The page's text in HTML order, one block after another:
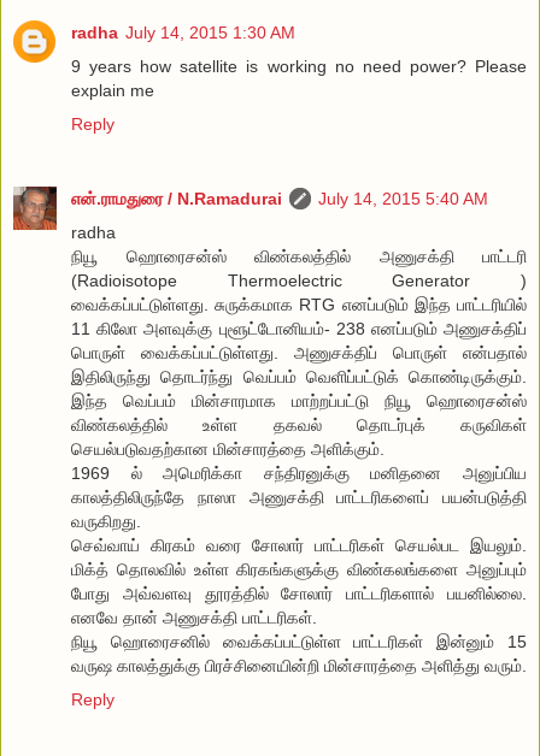
radha July 14, 2015 1:30 AM
9 years how satellite is working no need power? Please
explain me
Reply
என்.ராமதுரை / N.Ramadurai
July 14, 2015 5:40 AM
radha
நியூ ஹொரைசன்ஸ் விண்கலத்தில் அணுசக்தி பாட்டரி
(Radioisotope Thermoelectric Generator )
வைக்கப்பட்டுள்ளது. சுருக்கமாக RTG எனப்படும் இந்த பாட்டரியில்
11 கிலோ அளவுக்கு புளூட்டோனியம்- 238 எனப்படும் அணுசக்திப்
பொருள் வைக்கப்பட்டுள்ளது. அணுசக்திப் பொருள் என்பதால்
இதிலிருந்து தொடர்ந்து வெப்பம் வெளிப்பட்டுக் கொண்டிருக்கும்.
இந்த வெப்பம் மின்சாரமாக மாற்றப்பட்டு நியூ ஹொரைசன்ஸ்
விண்கலத்தில் உள்ள தகவல் தொடர்புக் கருவிகள்
செயல்படுவதற்கான மின்சாரத்தை அளிக்கும்.
1969 ல் அமெரிக்கா சந்திரனுக்கு மனிதனை அனுப்பிய
காலத்திலிருந்தே நாஸா அணுசக்தி பாட்டரிகளைப் பயன்படுத்தி
வருகிறது.
செவ்வாய் கிரகம் வரை சோலார் பாட்டரிகள் செயல்பட இயலும்.
மிக்த் தொலவில் உள்ள கிரகங்களுக்கு விண்கலங்களை அனுப்பும்
போது அவ்வளவு தூரத்தில் சோலார் பாட்டரிகளால் பயனில்லை.
எனவே தான் அணுசக்தி பாட்டரிகள்.
நியூ ஹொரைசனில் வைக்கப்பட்டுள்ள பாட்டரிகள் இன்னும் 15
வருஷ காலத்துக்கு பிரச்சினையின்றி மின்சாரத்தை அளித்து வரும்.
Reply